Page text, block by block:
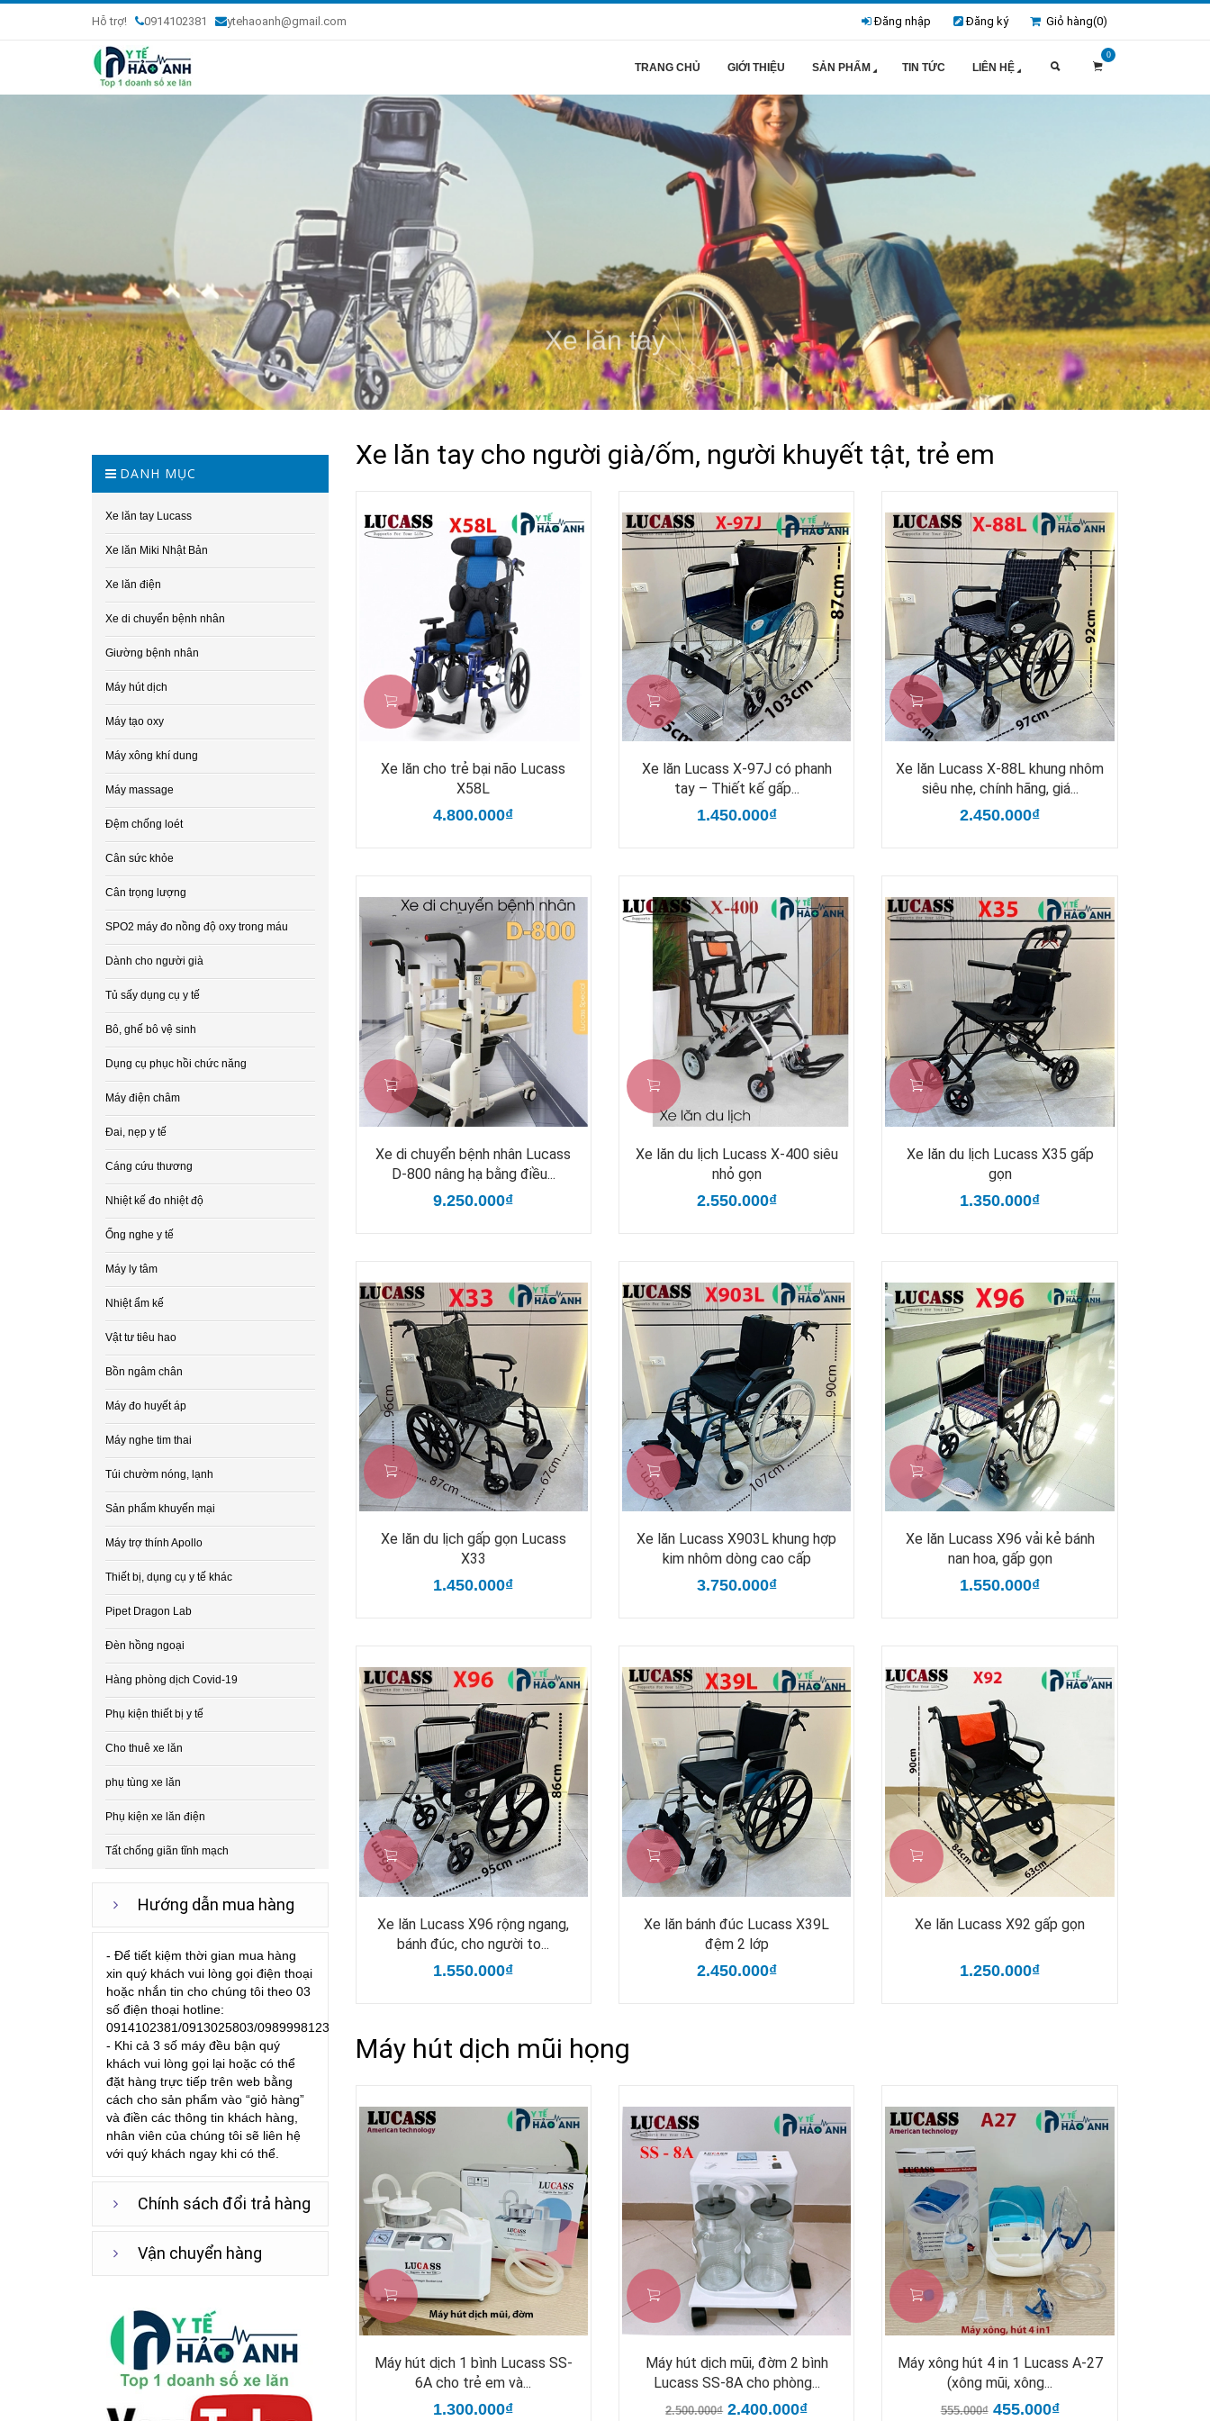
Hỗ trợ! 0914102381 ytehaoanh@gmail.com Giỏ hàng(0)
Đăng nhập Đăng ký
0
TRANG CHỦ GIỚI THIỆU SẢN PHẨM TIN TỨC LIÊN HỆ
Xe lăn tay
DANH MỤC
Xe lăn tay Lucass
Xe lăn Miki Nhật Bản
Xe lăn điện
Xe di chuyển bệnh nhân
Giường bệnh nhân
Máy hút dịch
Máy tạo oxy
Máy xông khí dung
Máy massage
Đệm chống loét
Cân sức khỏe
Cân trọng lượng
SPO2 máy đo nồng độ oxy trong máu
Dành cho người già
Tủ sấy dụng cụ y tế
Bô, ghế bô vệ sinh
Dụng cụ phục hồi chức năng
Máy điện châm
Đai, nẹp y tế
Cáng cứu thương
Nhiệt kế đo nhiệt độ
Ống nghe y tế
Máy ly tâm
Nhiệt ẩm kế
Vật tư tiêu hao
Bồn ngâm chân
Máy đo huyết áp
Máy nghe tim thai
Túi chườm nóng, lạnh
Sản phẩm khuyến mại
Máy trợ thính Apollo
Thiết bị, dụng cụ y tế khác
Pipet Dragon Lab
Đèn hồng ngoại
Hàng phòng dịch Covid-19
Phụ kiện thiết bị y tế
Cho thuê xe lăn
phụ tùng xe lăn
Phụ kiện xe lăn điện
Tất chống giãn tĩnh mạch
Hướng dẫn mua hàng
- Để tiết kiệm thời gian mua hàng
xin quý khách vui lòng gọi điện thoại
hoặc nhắn tin cho chúng tôi theo 03
số điện thoại hotline:
0914102381/0913025803/0989998123
- Khi cả 3 số máy đều bận quý
khách vui lòng gọi lại hoặc có thể
đặt hàng trực tiếp trên web bằng
cách cho sản phẩm vào “giỏ hàng”
và điền các thông tin khách hàng,
nhân viên của chúng tôi sẽ liên hệ
với quý khách ngay khi có thể.
Chính sách đổi trả hàng
Vận chuyển hàng
Xe lăn tay cho người già/ốm, người khuyết tật, trẻ em
Xe lăn cho trẻ bại não Lucass
X58L
4.800.000₫
Xe lăn Lucass X-97J có phanh
tay – Thiết kế gấp...
1.450.000₫
Xe lăn Lucass X-88L khung nhôm
siêu nhẹ, chính hãng, giá...
2.450.000₫
Xe di chuyển bệnh nhân Lucass
D-800 nâng hạ bằng điều...
9.250.000₫
Xe lăn du lịch Lucass X-400 siêu
nhỏ gọn
2.550.000₫
Xe lăn du lịch Lucass X35 gấp
gọn
1.350.000₫
Xe lăn du lịch gấp gọn Lucass
X33
1.450.000₫
Xe lăn Lucass X903L khung hợp
kim nhôm dòng cao cấp
3.750.000₫
Xe lăn Lucass X96 vải kẻ bánh
nan hoa, gấp gọn
1.550.000₫
Xe lăn Lucass X96 rộng ngang,
bánh đúc, cho người to...
1.550.000₫
Xe lăn bánh đúc Lucass X39L
đệm 2 lớp
2.450.000₫
Xe lăn Lucass X92 gấp gọn
1.250.000₫
Máy hút dịch mũi họng
Máy hút dịch 1 bình Lucass SS-
6A cho trẻ em và...
1.300.000₫
Máy hút dịch mũi, đờm 2 bình
Lucass SS-8A cho phòng...
2.500.000₫2.400.000₫
Máy xông hút 4 in 1 Lucass A-27
(xông mũi, xông...
555.000₫455.000₫